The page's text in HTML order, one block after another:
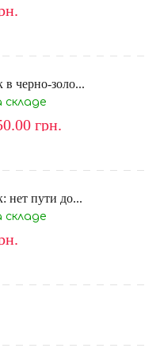
в черно-золо...
грн.
нет пути до...